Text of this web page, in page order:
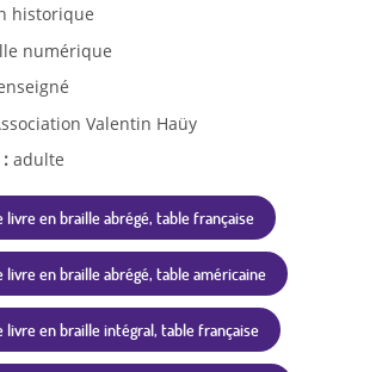
historique
numérique
Valentin Haüy
: adulte
livre en braille abrégé, table française
livre en braille abrégé, table américaine
livre en braille intégral, table française